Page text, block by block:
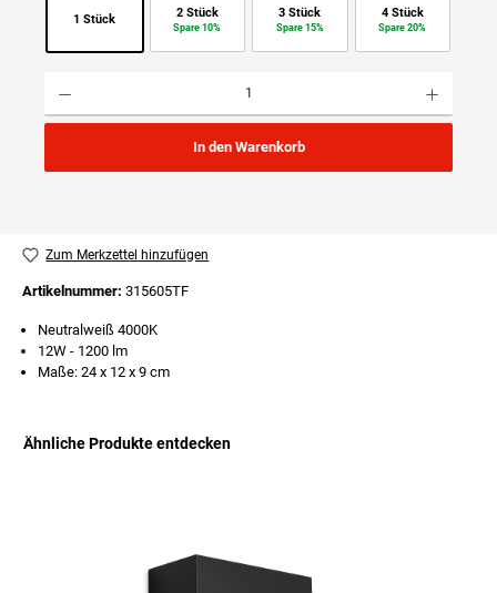
1 Stück 2 Stück
Spare 10%
3 Stück
Spare 15%
4 Stück
Spare 20%
In den Warenkorb
Zum Merkzettel hinzufügen
Artikelnummer: 315605TF
Neutralweiß 4000K
12W - 1200 lm
Maße: 24 x 12 x 9 cm
Ähnliche Produkte entdecken